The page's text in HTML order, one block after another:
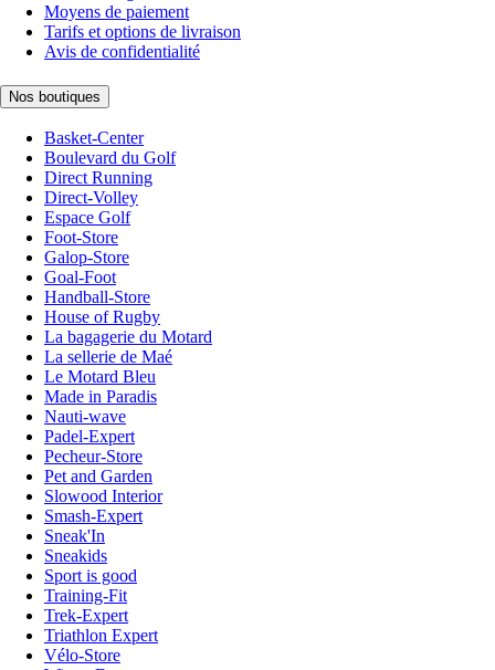
Moyens de paiement
Tarifs et options de livraison
Avis de confidentialité
Nos boutiques
Basket-Center
Boulevard du Golf
Direct Running
Direct-Volley
Espace Golf
Foot-Store
Galop-Store
Goal-Foot
Handball-Store
House of Rugby
La bagagerie du Motard
La sellerie de Maé
Le Motard Bleu
Made in Paradis
Nauti-wave
Padel-Expert
Pecheur-Store
Pet and Garden
Slowood Interior
Smash-Expert
Sneak'In
Sneakids
Sport is good
Training-Fit
Trek-Expert
Triathlon Expert
Vélo-Store